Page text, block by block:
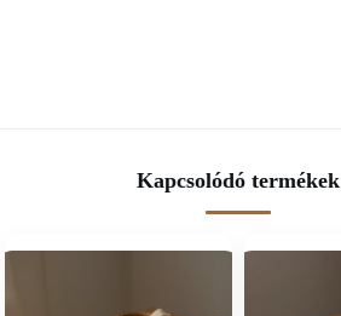
Kapcsolódó termékek